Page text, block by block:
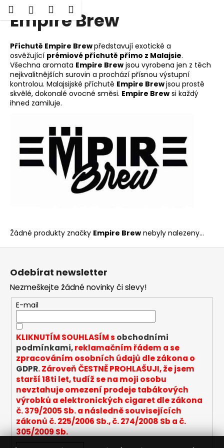
Přejít
HledatPřihlášení
Nákupní
košík
Empire Brew
Příchutě Empire Brewpředstavují exotické a
osvěžující prémiové příchutě přímo z Malajsie.
Všechna aromata Empire Brew jsou vyrobena jen z těch
nejkvalitnějších surovin a prochází přísnou výstupní
kontrolou. Malajsijské příchutě Empire Brewjsou prostě
skvělé, dokonalé ovocné směsi. Empire Brew si každý
ihned zamiluje.
Žádné produkty značky Empire Brew nebyly nalezeny...
o Zpět
Zpět
C
o
p
o
t
a
j
t
?
HLEDAT
D
p
r
u
Z
Odebírat newsletter
Nezmeškejte žádné novinky či slevy!
E-mail
KLIKNUTÍM SOUHLASÍM s obchodními
podmínkami,reklamačním řádem a se
zpracováním osobních údajů dle zákona o
GDPR. Zároveň ČESTNĚ PROHLAŠUJI, že jsem
starší 18ti let, tudíž se na moji osobu
nevztahuje omezení prodeje tabákových
výrobků a elektronických cigaret dle zákona
č. 379/2005 Sb. a následně souvisejících
zákonů č. 225/2006 Sb., č. 274/2008 Sb a č.
305/2009 Sb.